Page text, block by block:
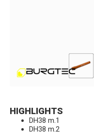
HIGHLIGHTS
DH38 m.1
DH38 m.2